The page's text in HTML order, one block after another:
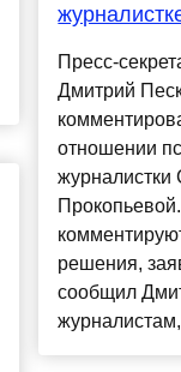
Пресс-
Дмитрий
отношении
журналистки
решения,
сообщил